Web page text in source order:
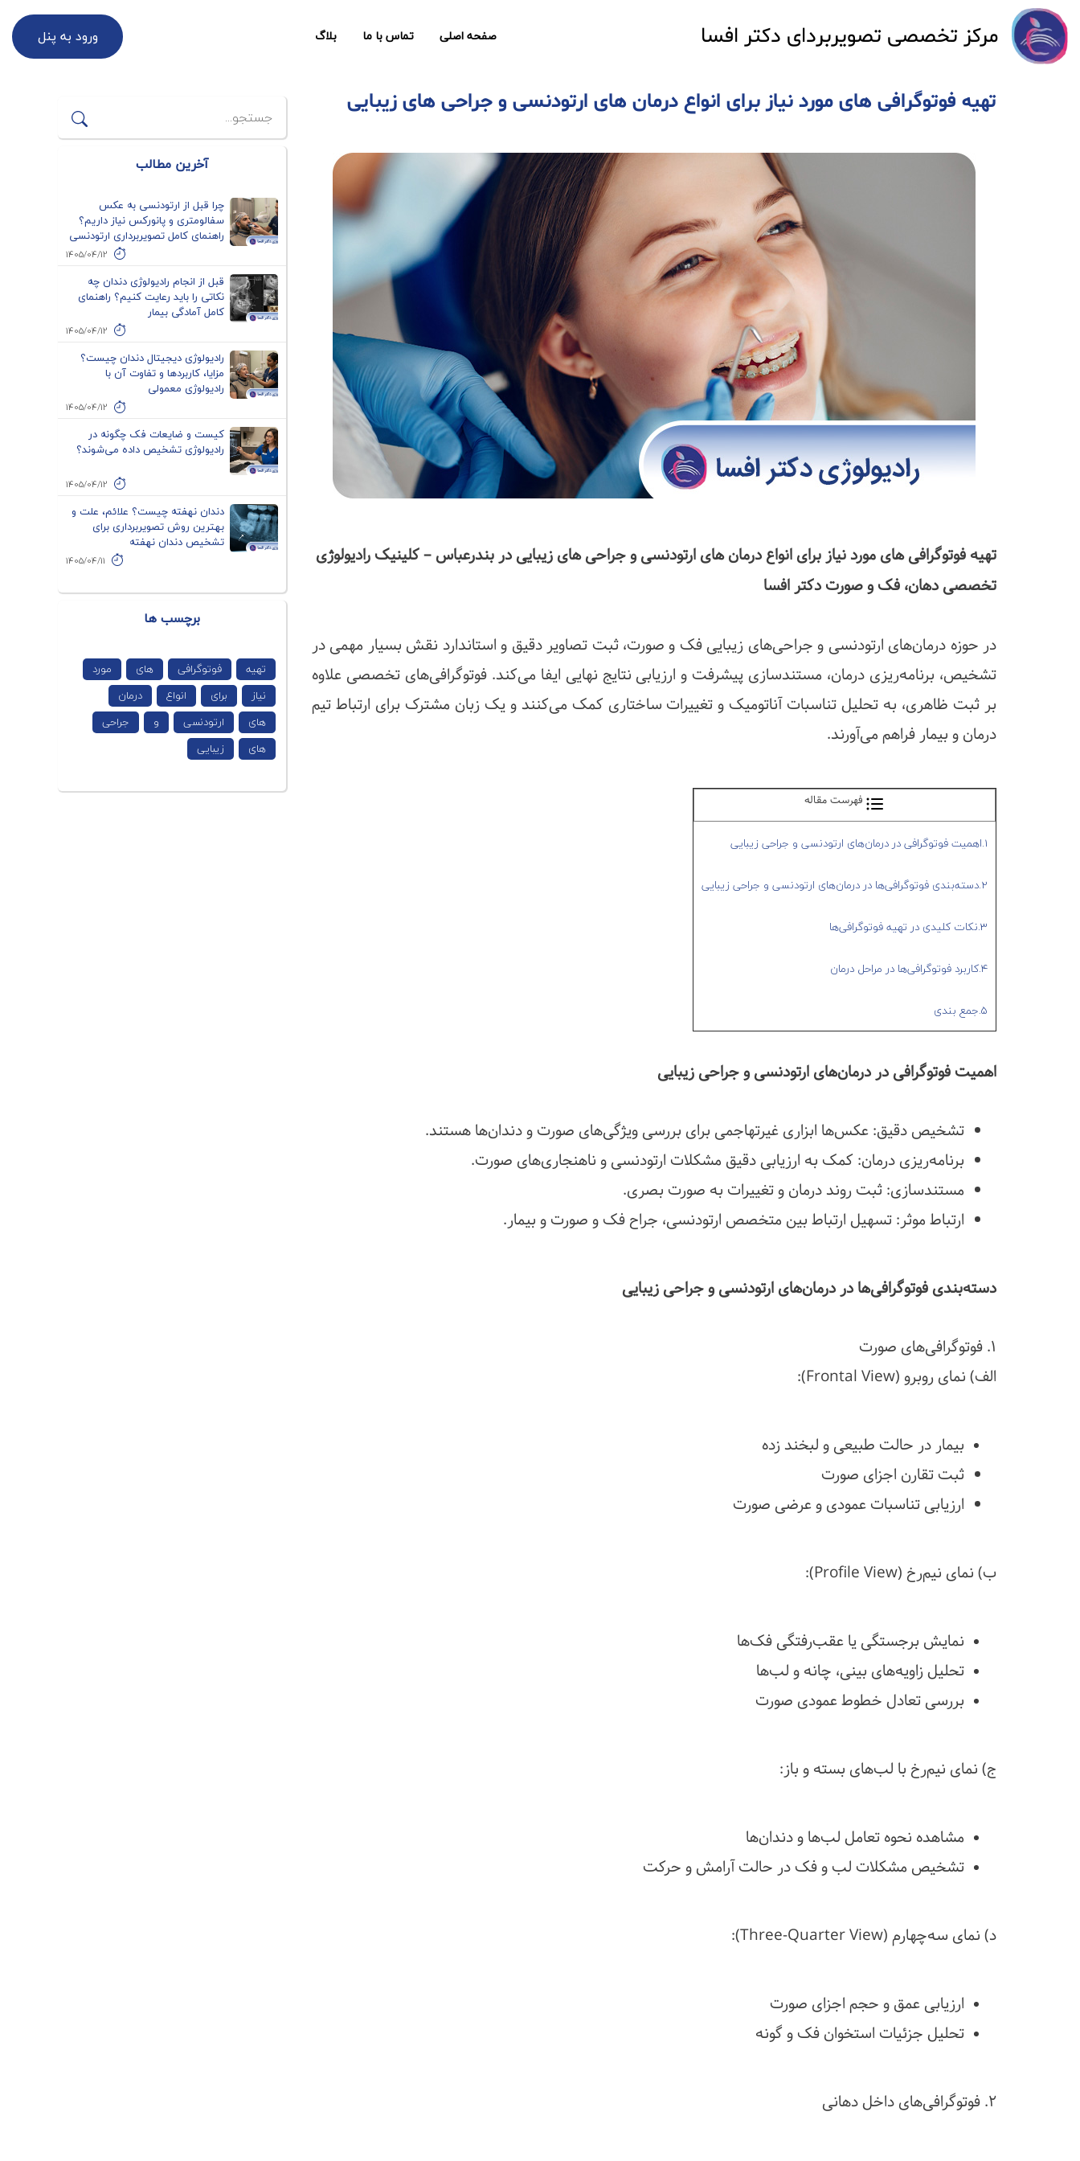
ورود به پنل صفحه اصلی تماس با ما بلاگ مرکز تخصصی تصویربردای دکتر افسا
تهیه فوتوگرافی های مورد نیاز برای انواع درمان های ارتودنسی و جراحی های زیبایی
تهیه فوتوگرافی های مورد نیاز برای انواع درمان های ارتودنسی و جراحی های زیبایی در بندرعباس – کلینیک رادیولوژی
تخصصی دهان، فک و صورت دکتر افسا
در حوزه درمان‌های ارتودنسی و جراحی‌های زیبایی فک و صورت، ثبت تصاویر دقیق و استاندارد نقش بسیار مهمی در
تشخیص، برنامه‌ریزی درمان، مستندسازی پیشرفت و ارزیابی نتایج نهایی ایفا می‌کند. فوتوگرافی‌های تخصصی علاوه
بر ثبت ظاهری، به تحلیل تناسبات آناتومیک و تغییرات ساختاری کمک می‌کنند و یک زبان مشترک برای ارتباط تیم
درمان و بیمار فراهم می‌آورند.
فهرست مقاله
1.اهمیت فوتوگرافی در درمان‌های ارتودنسی و جراحی زیبایی
2.دسته‌بندی فوتوگرافی‌ها در درمان‌های ارتودنسی و جراحی زیبایی
3.نکات کلیدی در تهیه فوتوگرافی‌ها
4.کاربرد فوتوگرافی‌ها در مراحل درمان
5.جمع بندی
اهمیت فوتوگرافی در درمان‌های ارتودنسی و جراحی زیبایی
تشخیص دقیق: عکس‌ها ابزاری غیرتهاجمی برای بررسی ویژگی‌های صورت و دندان‌ها هستند.
برنامه‌ریزی درمان: کمک به ارزیابی دقیق مشکلات ارتودنسی و ناهنجاری‌های صورت.
مستندسازی: ثبت روند درمان و تغییرات به صورت بصری.
ارتباط موثر: تسهیل ارتباط بین متخصص ارتودنسی، جراح فک و صورت و بیمار.
دسته‌بندی فوتوگرافی‌ها در درمان‌های ارتودنسی و جراحی زیبایی
۱. فوتوگرافی‌های صورت
الف) نمای روبرو (Frontal View):
بیمار در حالت طبیعی و لبخند زده
ثبت تقارن اجزای صورت
ارزیابی تناسبات عمودی و عرضی صورت
ب) نمای نیم‌رخ (Profile View):
نمایش برجستگی یا عقب‌رفتگی فک‌ها
تحلیل زاویه‌های بینی، چانه و لب‌ها
بررسی تعادل خطوط عمودی صورت
ج) نمای نیم‌رخ با لب‌های بسته و باز:
مشاهده نحوه تعامل لب‌ها و دندان‌ها
تشخیص مشکلات لب و فک در حالت آرامش و حرکت
د) نمای سه‌چهارم (Three-Quarter View):
ارزیابی عمق و حجم اجزای صورت
تحلیل جزئیات استخوان فک و گونه
۲. فوتوگرافی‌های داخل دهانی
آخرین مطالب
چرا قبل از ارتودنسی به عکس
سفالومتری و پانورکس نیاز داریم؟
راهنمای کامل تصویربرداری ارتودنسی
1405/04/12
قبل از انجام رادیولوژی دندان چه
نکاتی را باید رعایت کنیم؟ راهنمای
کامل آمادگی بیمار
1405/04/12
رادیولوژی دیجیتال دندان چیست؟
مزایا، کاربردها و تفاوت آن با
رادیولوژی معمولی
1405/04/12
کیست و ضایعات فک چگونه در
رادیولوژی تشخیص داده می‌شوند؟
1405/04/12
دندان نهفته چیست؟ علائم، علت و
بهترین روش تصویربرداری برای
تشخیص دندان نهفته
1405/04/11
برچسب ها
تهیه فوتوگرافی های
مورد
نیاز
برای انواع
درمان
های
ارتودنسی و
جراحی
های
زیبایی